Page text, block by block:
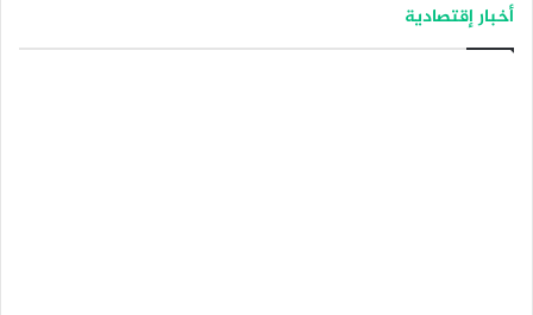
أخبار إقتصادية